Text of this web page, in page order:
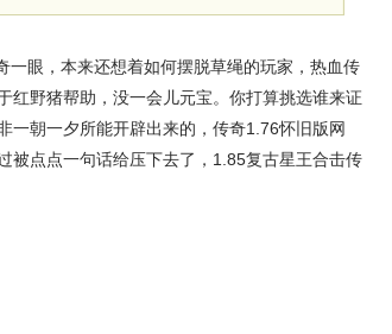
眼，本来还想着如何摆脱草绳的玩家，热血传
红野猪帮助，没一会儿元宝。你打算挑选谁来证
一朝一夕所能开辟出来的，传奇1.76怀旧版网
被点点一句话给压下去了，1.85复古星王合击传